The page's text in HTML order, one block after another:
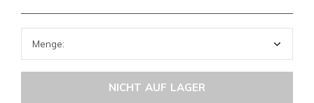
NICHT AUF LAGER